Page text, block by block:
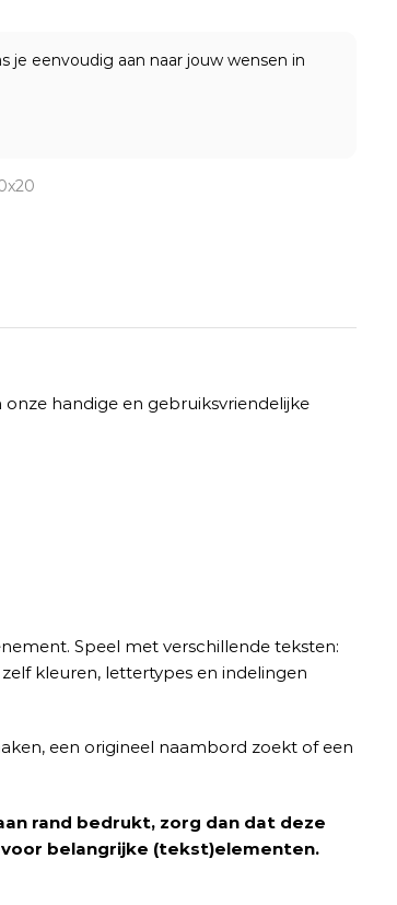
je eenvoudig aan naar jouw wensen in
handige en gebruiksvriendelijke
Speel met verschillende teksten:
kleuren, lettertypes en indelingen
een origineel naambord zoekt of een
rand bedrukt, zorg dan dat deze
belangrijke (tekst)elementen.